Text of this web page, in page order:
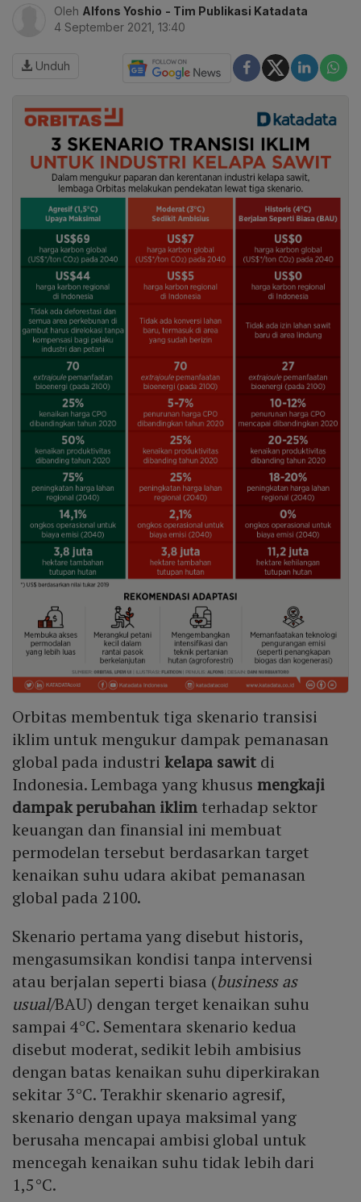
Oleh Alfons Yoshio - Tim Publikasi Katadata
4 September 2021, 13:40
Unduh
Orbitas membentuk tiga skenario transisi
iklim untuk mengukur dampak pemanasan
global pada industri kelapa sawitdi
Indonesia. Lembaga yang khusus mengkaji
dampak perubahan iklimterhadap sektor
keuangan dan finansial ini membuat
permodelan tersebut berdasarkan target
kenaikan suhu udara akibat pemanasan
global pada 2100.
Skenario pertama yang disebut historis,
mengasumsikan kondisi tanpa intervensi
atau berjalan seperti biasa (business as
usual/BAU) dengan terget kenaikan suhu
sampai 4°C. Sementara skenario kedua
disebut moderat, sedikit lebih ambisius
dengan batas kenaikan suhu diperkirakan
sekitar 3°C. Terakhir skenario agresif,
skenario dengan upaya maksimal yang
berusaha mencapai ambisi global untuk
mencegah kenaikan suhu tidak lebih dari
1,5°C.